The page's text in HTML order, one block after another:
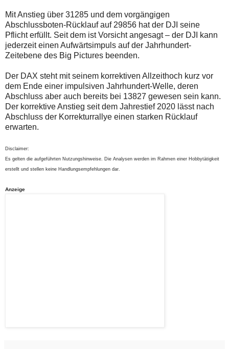
Mit Anstieg über 31285 und dem vorgängigen
Abschlussboten-Rücklauf auf 29856 hat der DJI seine
Pflicht erfüllt. Seit dem ist Vorsicht angesagt – der DJI kann
jederzeit einen Aufwärtsimpuls auf der Jahrhundert-
Zeitebene des Big Pictures beenden.
Der DAX steht mit seinem korrektiven Allzeithoch kurz vor
dem Ende einer impulsiven Jahrhundert-Welle, deren
Abschluss aber auch bereits bei 13827 gewesen sein kann.
Der korrektive Anstieg seit dem Jahrestief 2020 lässt nach
Abschluss der Korrekturrallye einen starken Rücklauf
erwarten.
Disclaimer:
Es gelten die aufgeführten Nutzungshinweise. Die Analysen werden im Rahmen einer Hobbytätigkeit
erstellt und stellen keine Handlungsempfehlungen dar.
Anzeige